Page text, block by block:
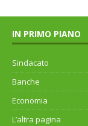
IN PRIMO PIANO
Sindacato
Banche
Economia
L’altra pagina